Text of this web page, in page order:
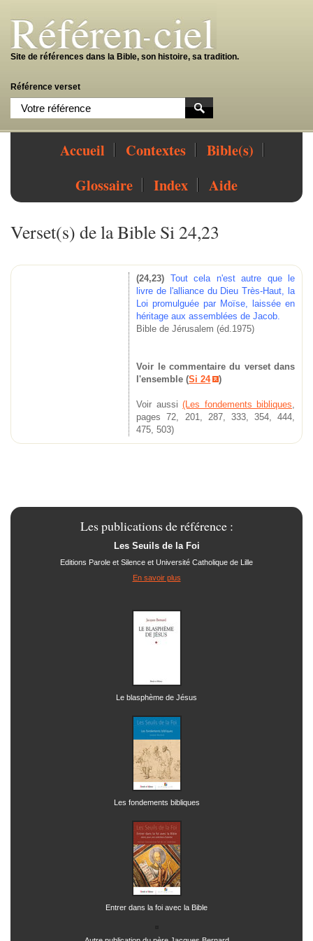
Site de références dans la Bible, son histoire, sa tradition.
Référence verset
Accueil Contextes
Bible(s)
Glossaire
Index Aide
Verset(s) de la Bible Si 24,23
(24,23) Tout cela n'est autre que le
livre de l'alliance du Dieu Très-Haut, la
Loi promulguée par Moïse, laissée en
héritage aux assemblées de Jacob.
Bible de Jérusalem (éd.1975)
Voir le commentaire du verset dans
l'ensemble (Si 24 )
Voir aussi(Les fondements bibliques,
pages 72, 201, 287, 333, 354, 444,
475, 503)
Les publications de référence :
Les Seuils de la Foi
Editions Parole et Silence et Université Catholique de Lille
En savoir plus
Le blasphème de Jésus
Les fondements bibliques
Entrer dans la foi avec la Bible